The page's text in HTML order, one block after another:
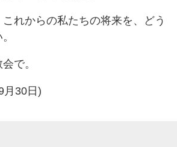
れからの私たちの将来を、どう
で。
月30日)